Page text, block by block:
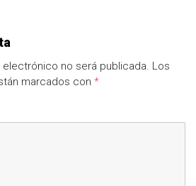
no será publicada. Los
marcados con *